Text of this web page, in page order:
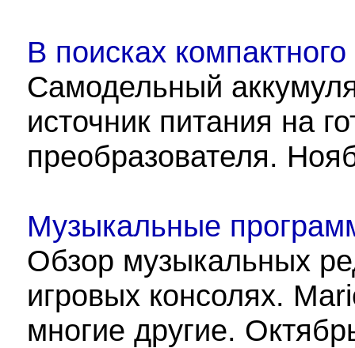
В поисках
Самодельный
источник питания на
преобразователя.
Музыкальные
Обзор музыкальных
игровых консолях.
многие другие.